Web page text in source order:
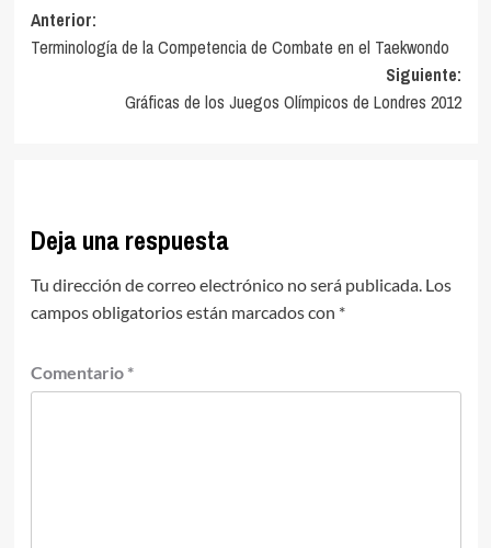
Navegación
de
entradas
Anterior:
Terminología de la Competencia de Combate en el Taekwondo
Siguiente:
Gráficas de los Juegos Olímpicos de Londres 2012
Deja una respuesta
Tu dirección de correo electrónico no será publicada. Los
campos obligatorios están marcados con *
Comentario *